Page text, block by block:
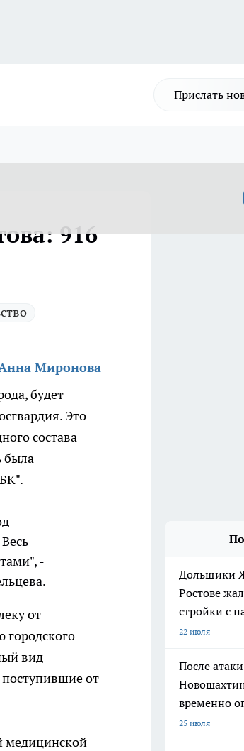
Прислать
916
Миронова
будет
Это
состава
была
-
от
вид
от
медицинской
Дольщики
Ростове
стройки с
22 июля
После
временно
25 июля